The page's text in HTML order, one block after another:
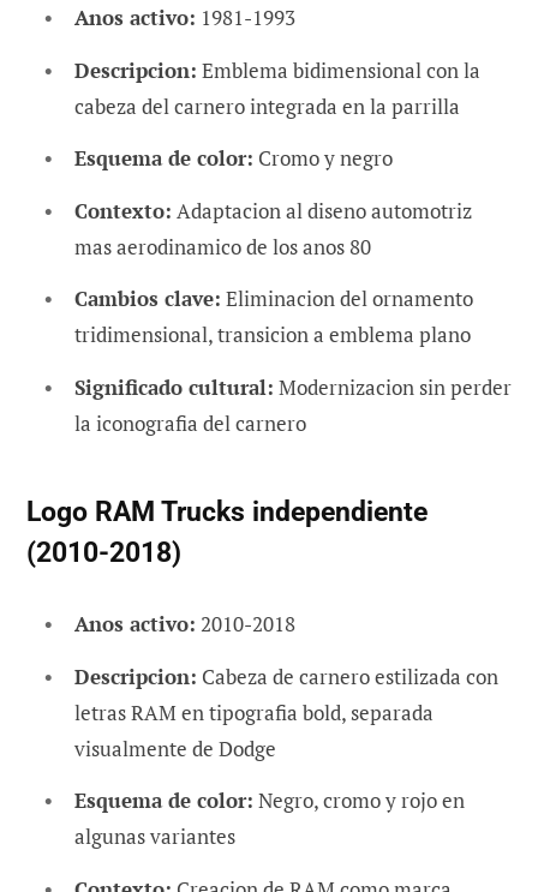
Anos activo: 1981-1993
Descripcion: Emblema bidimensional con la
cabeza del carnero integrada en la parrilla
Esquema de color: Cromo y negro
Contexto: Adaptacion al diseno automotriz
mas aerodinamico de los anos 80
Cambios clave: Eliminacion del ornamento
tridimensional, transicion a emblema plano
Significado cultural: Modernizacion sin perder
la iconografia del carnero
Logo RAM Trucks independiente
(2010-2018)
Anos activo: 2010-2018
Descripcion: Cabeza de carnero estilizada con
letras RAM en tipografia bold, separada
visualmente de Dodge
Esquema de color: Negro, cromo y rojo en
algunas variantes